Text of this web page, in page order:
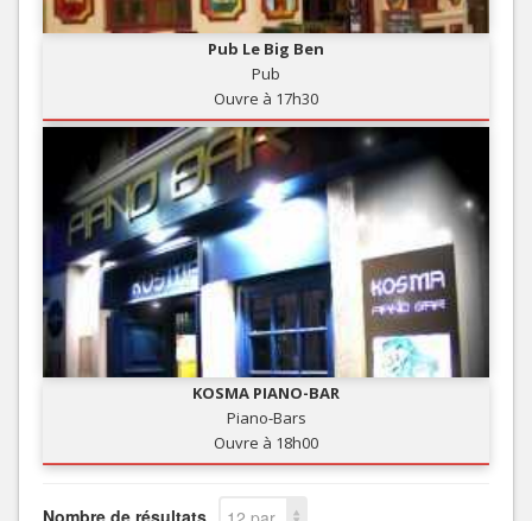
Pub Le Big Ben
Pub
Ouvre à 17h30
KOSMA PIANO-BAR
Piano-Bars
Ouvre à 18h00
Nombre de résultats